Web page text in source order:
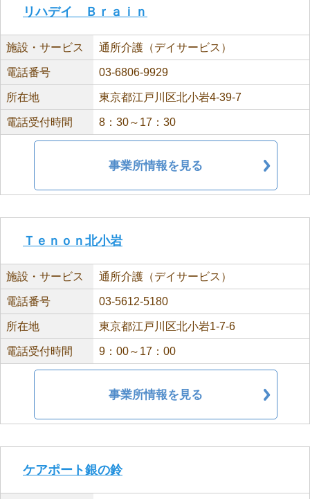
リハデイ Ｂｒａｉｎ
施設・サービス 通所介護（デイサービス）
電話番号 03-6806-9929
所在地 東京都江戸川区北小岩4-39-7
電話受付時間 8：30～17：30
事業所情報を見る
Ｔｅｎｏｎ北小岩
施設・サービス 通所介護（デイサービス）
電話番号 03-5612-5180
所在地 東京都江戸川区北小岩1-7-6
電話受付時間 9：00～17：00
事業所情報を見る
ケアポート銀の鈴